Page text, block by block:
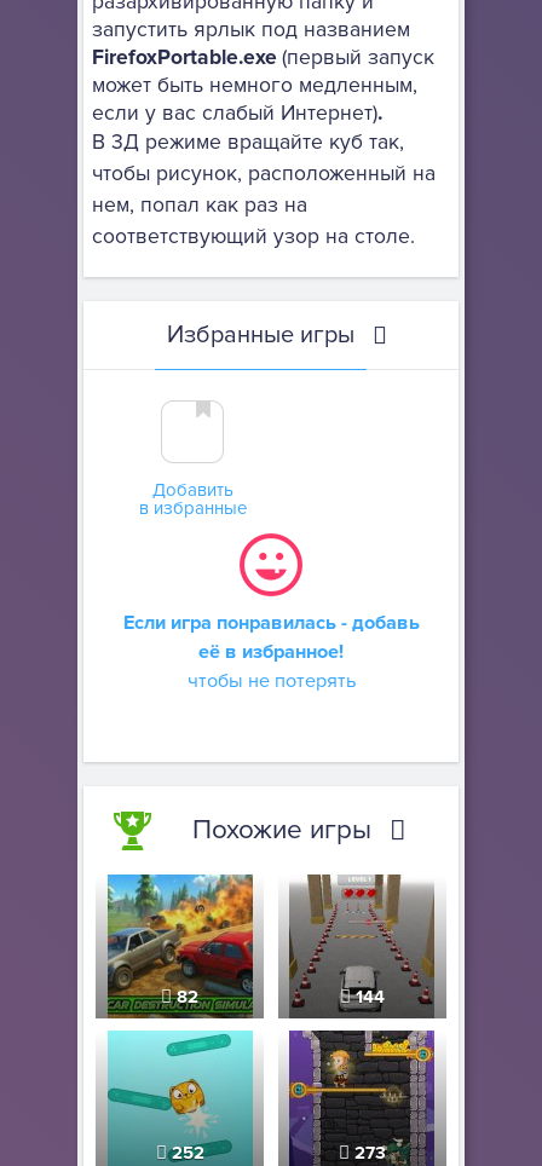
запустить ярлык под названием
FirefoxPortable.exe(первый запуск
может быть немного медленным,
если у вас слабый Интернет).
В 3Д режиме вращайте куб так,
чтобы рисунок, расположенный на
нем, попал как раз на
соответствующий узор на столе.
Избранные игры
Добавить
в избранные
Если игра понравилась - добавь
её в избранное!
чтобы не потерять
Похожие игры
82 144
252 273